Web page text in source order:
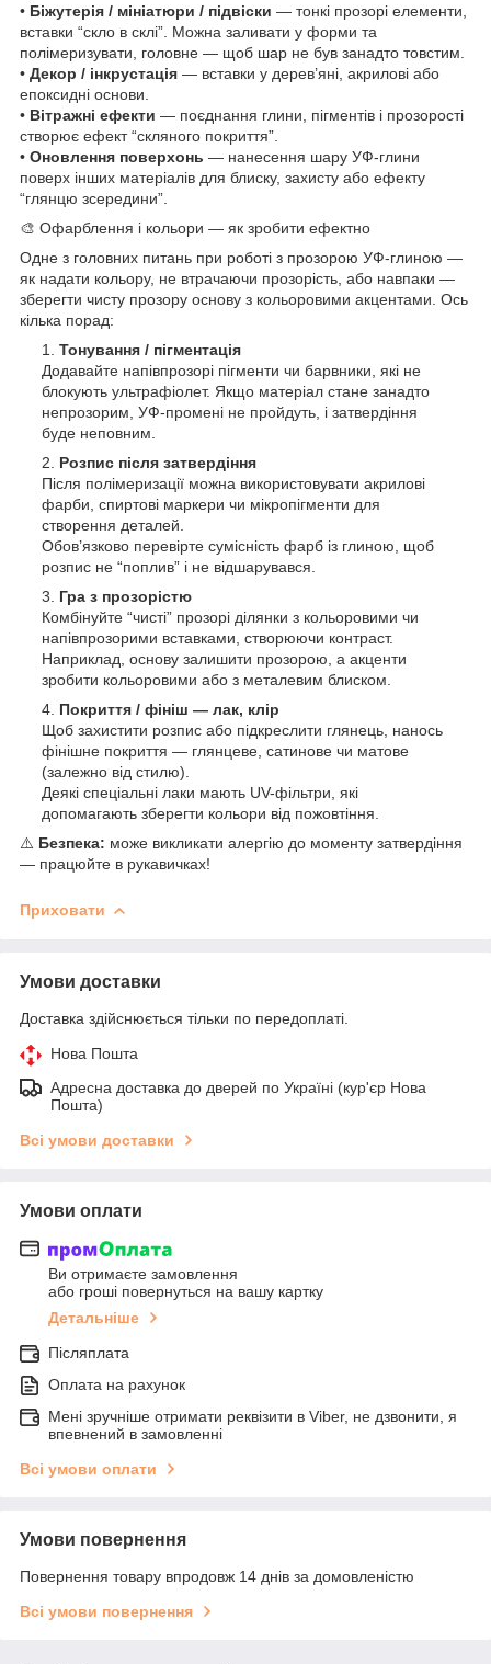
• Біжутерія / мініатюри / підвіски — тонкі прозорі елементи,
вставки “скло в склі”. Можна заливати у форми та
полімеризувати, головне — щоб шар не був занадто товстим.
• Декор / інкрустація — вставки у дерев’яні, акрилові або
епоксидні основи.
• Вітражні ефекти — поєднання глини, пігментів і прозорості
створює ефект “скляного покриття”.
• Оновлення поверхонь — нанесення шару УФ-глини
поверх інших матеріалів для блиску, захисту або ефекту
“глянцю зсередини”.
🎨 Офарблення і кольори — як зробити ефектно
Одне з головних питань при роботі з прозорою УФ-глиною —
як надати кольору, не втрачаючи прозорість, або навпаки —
зберегти чисту прозору основу з кольоровими акцентами. Ось
кілька порад:
Тонування / пігментація
Додавайте напівпрозорі пігменти чи барвники, які не
блокують ультрафіолет. Якщо матеріал стане занадто
непрозорим, УФ-промені не пройдуть, і затвердіння
буде неповним.
Розпис після затвердіння
Після полімеризації можна використовувати акрилові
фарби, спиртові маркери чи мікропігменти для
створення деталей.
Обов’язково перевірте сумісність фарб із глиною, щоб
розпис не “поплив” і не відшарувався.
Гра з прозорістю
Комбінуйте “чисті” прозорі ділянки з кольоровими чи
напівпрозорими вставками, створюючи контраст.
Наприклад, основу залишити прозорою, а акценти
зробити кольоровими або з металевим блиском.
Покриття / фініш — лак, клір
Щоб захистити розпис або підкреслити глянець, нанось
фінішне покриття — глянцеве, сатинове чи матове
(залежно від стилю).
Деякі спеціальні лаки мають UV-фільтри, які
допомагають зберегти кольори від пожовтіння.
⚠️ Безпека: може викликати алергію до моменту затвердіння
— працюйте в рукавичках!
Приховати
Умови доставки
Доставка здійснюється тільки по передоплаті.
Нова Пошта
Адресна доставка до дверей по Україні (кур'єр Нова
Пошта)
Всі умови доставки
Умови оплати
Ви отримаєте замовлення
або гроші повернуться на вашу картку
Детальніше
Післяплата
Оплата на рахунок
Мені зручніше отримати реквізити в Viber, не дзвонити, я
впевнений в замовленні
Всі умови оплати
Умови повернення
Повернення товару впродовж 14 днів за домовленістю
Всі умови повернення